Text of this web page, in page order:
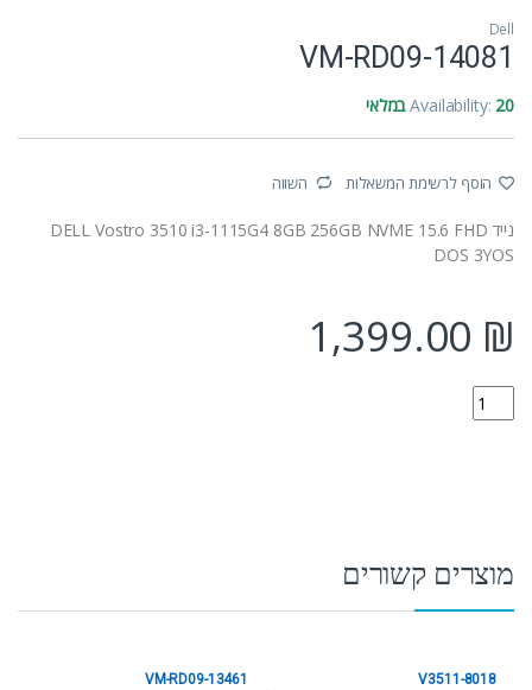
Dell
VM-RD09-14081
Availability: 20 במלאי
הוסף לרשימת המשאלות השווה
נייד DELL Vostro 3510 i3-1115G4 8GB 256GB NVME 15.6 FHD
DOS 3YOS
1,399.00 ₪
VM-RD09-14081 quantity
מוצרים קשורים
V3511-8018
VM-RD09-13461